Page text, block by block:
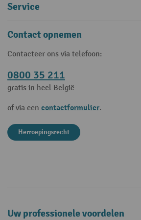
Service
Contact opnemen
Contacteer ons via telefoon:
0800 35 211
gratis in heel België
of via een contactformulier.
Herroepingsrecht
Uw professionele voordelen